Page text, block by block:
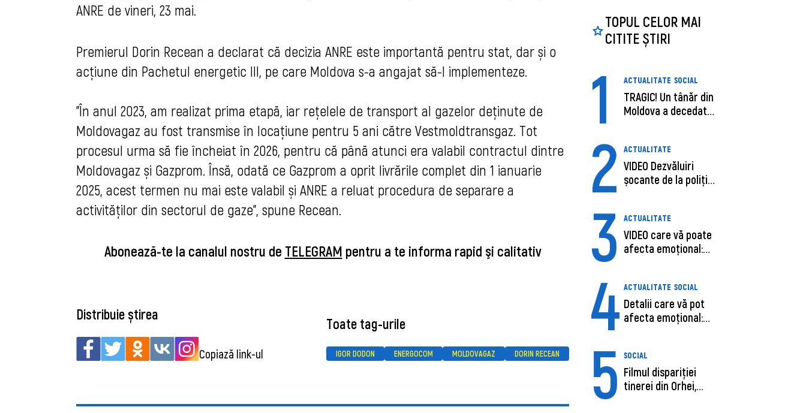
ANRE de vineri, 23 mai.
Premierul Dorin Recean a declarat că decizia ANRE este importantă pentru stat, dar și o
acțiune din Pachetul energetic III, pe care Moldova s-a angajat să-l implementeze.
”În anul 2023, am realizat prima etapă, iar rețelele de transport al gazelor deținute de
Moldovagaz au fost transmise în locațiune pentru 5 ani către Vestmoldtransgaz. Tot
procesul urma să fie încheiat în 2026, pentru că până atunci era valabil contractul dintre
Moldovagaz și Gazprom. Însă, odată ce Gazprom a oprit livrările complet din 1 ianuarie
2025, acest termen nu mai este valabil și ANRE a reluat procedura de separare a
activităților din sectorul de gaze”, spune Recean.
Abonează-te la canalul nostru de TELEGRAM pentru a te informa rapid şi calitativ
Distribuie știrea
Copiază link-ul
Toate tag-urile
IGOR DODON ENERGOCOM MOLDOVAGAZ DORIN RECEAN
TOPUL CELOR MAI
CITITE ȘTIRI
1 ACTUALITATE SOCIAL
TRAGIC! Un tânăr din
Moldova a decedat
2 ACTUALITATE
VIDEO Dezvăluiri
șocante de la poliție,
3 ACTUALITATE
VIDEO care vă poate
afecta emoțional:
4 ACTUALITATE SOCIAL
Detalii care vă pot
afecta emoțional:
5 SOCIAL
Filmul dispariției
tinerei din Orhei,